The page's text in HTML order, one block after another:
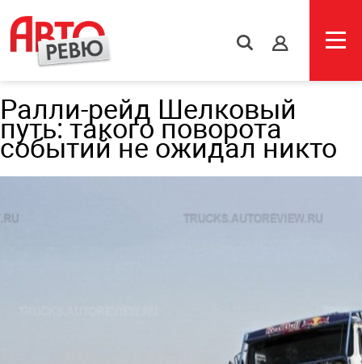
s
Ралли-рейд Шелковый
путь: такого поворота
событий не ожидал никто